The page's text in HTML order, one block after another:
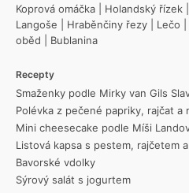
Koprová omáčka
Holandský řízek
Langoše
Hraběnčiny řezy Lečo
oběd
Bublanina
Recepty
Smaženky podle Mirky van Gils
Polévka z pečené papriky, rajčat a
Mini cheesecake podle Míši
Listová kapsa s pestem, rajčetem
Bavorské vdolky
Sýrový salát s jogurtem